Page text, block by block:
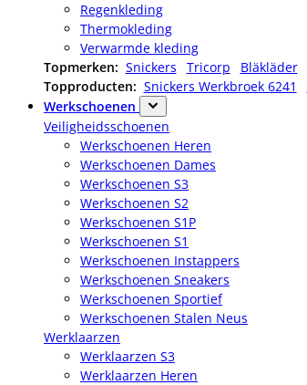
Regenkleding
Thermokleding
Verwarmde kleding
Topmerken: Snickers Tricorp Bläkläder
Topproducten: Snickers Werkbroek 6241
Werkschoenen
Veiligheidsschoenen
Werkschoenen Heren
Werkschoenen Dames
Werkschoenen S3
Werkschoenen S2
Werkschoenen S1P
Werkschoenen S1
Werkschoenen Instappers
Werkschoenen Sneakers
Werkschoenen Sportief
Werkschoenen Stalen Neus
Werklaarzen
Werklaarzen S3
Werklaarzen Heren